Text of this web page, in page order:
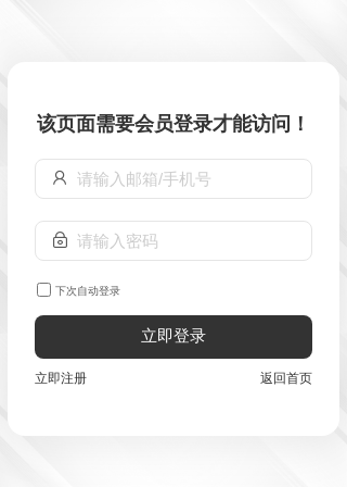
该页面需要会员登录才能访问！
下次自动登录
立即登录
立即注册 返回首页